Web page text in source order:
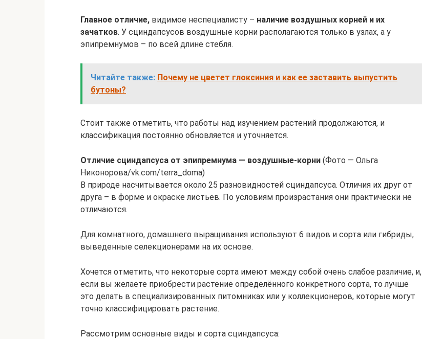
Главное отличие, видимое неспециалисту – наличие воздушных корней и их
зачатков. У сциндапсусов воздушные корни располагаются только в узлах, а у
эпипремнумов – по всей длине стебля.
Читайте также: Почему не цветет глоксиния и как ее заставить выпустить
бутоны?
Стоит также отметить, что работы над изучением растений продолжаются, и
классификация постоянно обновляется и уточняется.
Отличие сциндапсуса от эпипремнума — воздушные-корни (Фото — Ольга
Никонорова/vk.com/terra_doma)
В природе насчитывается около 25 разновидностей сциндапсуса. Отличия их друг от
друга – в форме и окраске листьев. По условиям произрастания они практически не
отличаются.
Для комнатного, домашнего выращивания используют 6 видов и сорта или гибриды,
выведенные селекционерами на их основе.
Хочется отметить, что некоторые сорта имеют между собой очень слабое различие, и,
если вы желаете приобрести растение определённого конкретного сорта, то лучше
это делать в специализированных питомниках или у коллекционеров, которые могут
точно классифицировать растение.
Рассмотрим основные виды и сорта сциндапсуса: